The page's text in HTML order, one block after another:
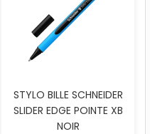
STYLO BILLE SCHNEIDER
SLIDER EDGE POINTE XB
NOIR